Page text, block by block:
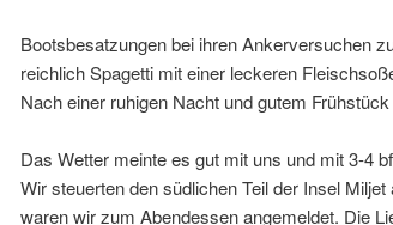
Bootsbesatzungen bei ihren Ankerversuchen
reichlich Spagetti mit einer leckeren
Nach einer ruhigen Nacht und gutem
Das Wetter meinte es gut mit uns und mit 3-4
Wir steuerten den südlichen Teil der Insel
waren wir zum Abendessen angemeldet. Die